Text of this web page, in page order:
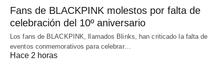
Fans de BLACKPINK molestos por falta de
celebración del 10º aniversario
Los fans de BLACKPINK, llamados Blinks, han criticado la falta de
eventos conmemorativos para celebrar…
Hace 2 horas